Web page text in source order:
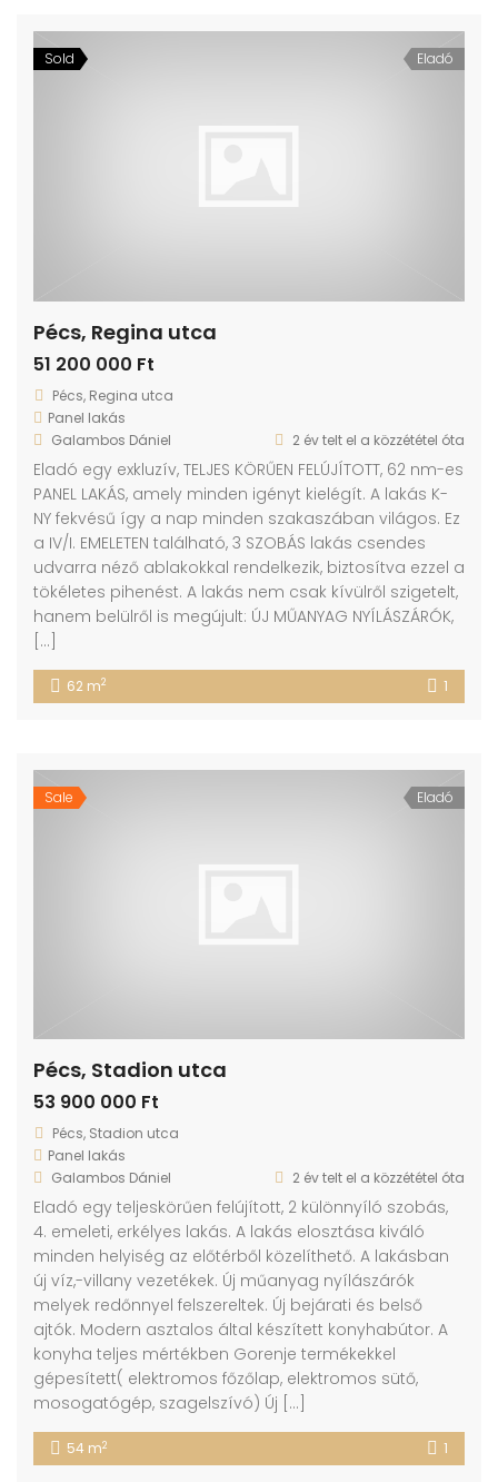
Sold Eladó
Pécs, Regina utca
51 200 000 Ft
Pécs, Regina utca
Panel lakás
Galambos Dániel
2 év telt el a közzététel óta
Eladó egy exkluzív, TELJES KÖRŰEN FELÚJÍTOTT, 62 nm-es
PANEL LAKÁS, amely minden igényt kielégít. A lakás K-
NY fekvésű így a nap minden szakaszában világos. Ez
a IV/I. EMELETEN található, 3 SZOBÁS lakás csendes
udvarra néző ablakokkal rendelkezik, biztosítva ezzel a
tökéletes pihenést. A lakás nem csak kívülről szigetelt,
hanem belülről is megújult: ÚJ MŰANYAG NYÍLÁSZÁRÓK,
[…]
62 m2 1
Sale Eladó
Pécs, Stadion utca
53 900 000 Ft
Pécs, Stadion utca
Panel lakás
Galambos Dániel
2 év telt el a közzététel óta
Eladó egy teljeskörűen felújított, 2 különnyíló szobás,
4. emeleti, erkélyes lakás. A lakás elosztása kiváló
minden helyiség az előtérből közelíthető. A lakásban
új víz,-villany vezetékek. Új műanyag nyílászárók
melyek redőnnyel felszereltek. Új bejárati és belső
ajtók. Modern asztalos által készített konyhabútor. A
konyha teljes mértékben Gorenje termékekkel
gépesített( elektromos főzőlap, elektromos sütő,
mosogatógép, szagelszívó) Új […]
54 m2 1